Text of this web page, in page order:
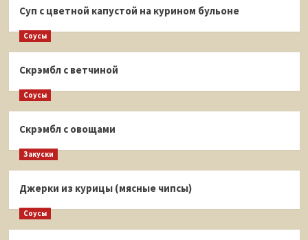
Суп с цветной капустой на курином бульоне
Соусы
Скрэмбл с ветчиной
Соусы
Скрэмбл с овощами
Закуски
Джерки из курицы (мясные чипсы)
Соусы